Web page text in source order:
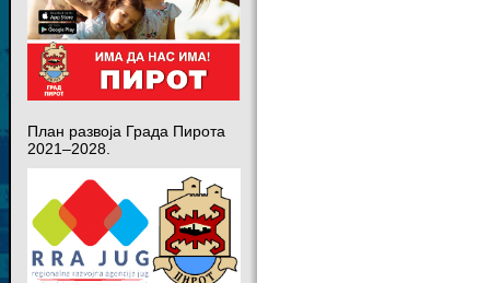
План развоја Града Пирота
2021–2028.